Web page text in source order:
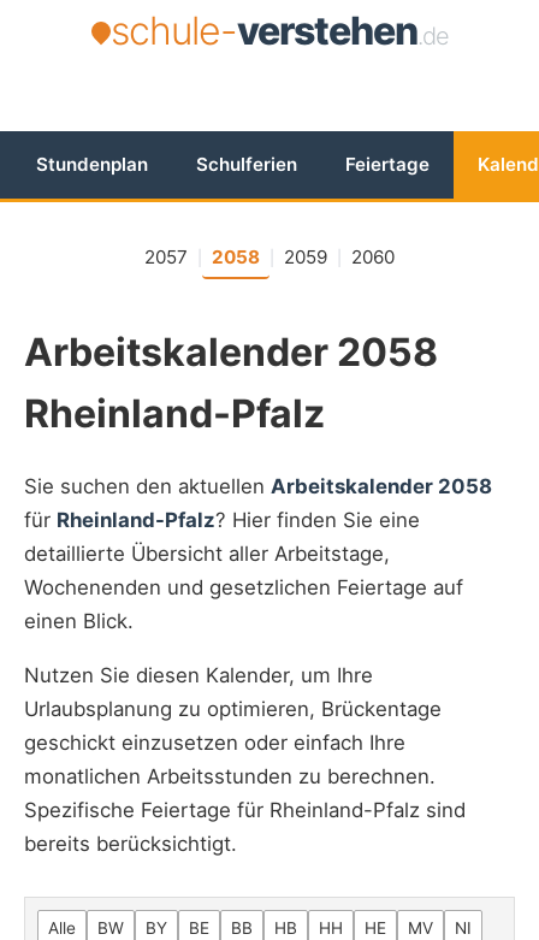
schule-verstehen.de
Stundenplan Schulferien Feiertage
2057 2058 2059 2060
Arbeitskalender 2058
Rheinland-Pfalz
Sie suchen den aktuellen Arbeitskalender 2058
für Rheinland-Pfalz? Hier finden Sie eine
detaillierte Übersicht aller Arbeitstage,
Wochenenden und gesetzlichen Feiertage auf
einen Blick.
Nutzen Sie diesen Kalender, um Ihre
Urlaubsplanung zu optimieren, Brückentage
geschickt einzusetzen oder einfach Ihre
monatlichen Arbeitsstunden zu berechnen.
Spezifische Feiertage für Rheinland-Pfalz sind
bereits berücksichtigt.
Alle BW BY BE BB HB HH HE MV
NI